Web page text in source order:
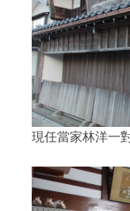
現任當家林洋一